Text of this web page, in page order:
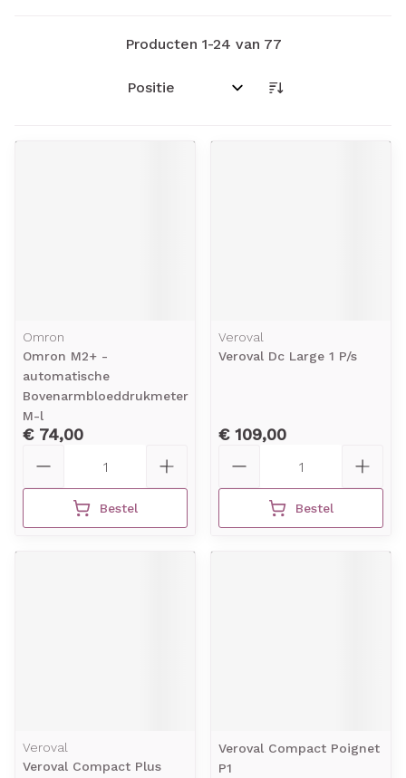
Producten 1-24 van 77
Sorteer op:
Omron
Omron M2+ -
automatische
Bovenarmbloeddrukmeter
M-l
€ 74,00
Bestel
Veroval
Veroval Dc Large 1 P/s
€ 109,00
Bestel
Veroval
Veroval Compact Plus
Veroval Compact Poignet
P1